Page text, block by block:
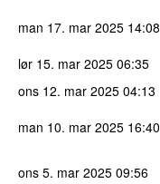
man 17. mar 2025 14:08
lør 15. mar 2025 06:35
ons 12. mar 2025 04:13
man 10. mar 2025 16:40
ons 5. mar 2025 09:56